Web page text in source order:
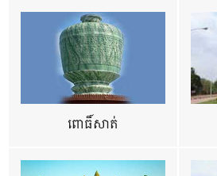
ពោធិ៍សាត់